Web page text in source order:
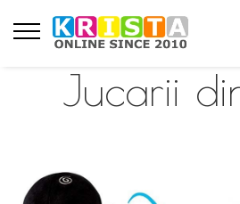
Jucarii